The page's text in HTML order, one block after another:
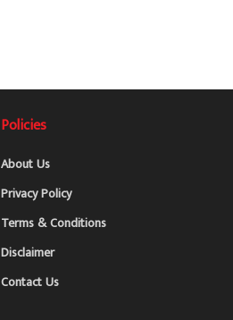
Policies
About Us
Privacy Policy
Terms & Conditions
Disclaimer
Contact Us